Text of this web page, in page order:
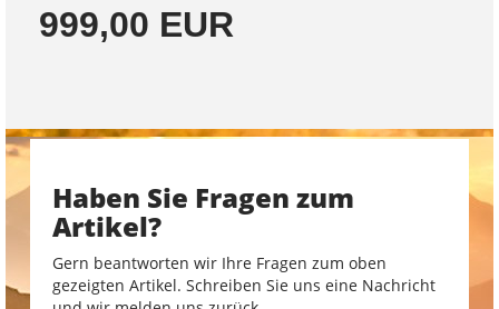
999,00 EUR
Haben Sie Fragen zum
Artikel?
Gern beantworten wir Ihre Fragen zum oben
gezeigten Artikel. Schreiben Sie uns eine Nachricht